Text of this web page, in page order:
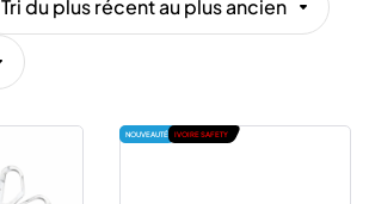
Tri du plus récent au plus ancien
NOUVEAUTÉ IVOIRE SAFETY